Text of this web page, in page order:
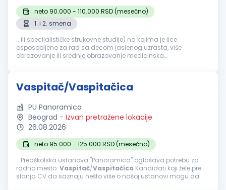
neto 90.000 - 110.000 RSD (mesečno)
1. i 2. smena
...ili specijalističke strukovne studije) na kojima je lice
osposobljeno za rad sa decom jaslenog uzrasta, više
obrazovanje ili srednje obrazovanje medicinska
Vaspitač/Vaspitačica
PU Panoramica
Beograd - Izvan pretražene lokacije
26.08.2026
neto 95.000 - 125.000 RSD (mesečno)
...Predškolska ustanova "Panoramica" oglašava potrebu za
radno mesto: Vaspitač/Vaspitačica Kandidati koji žele pre
slanja CV da saznaju nešto više o našoj ustanovi mogu da